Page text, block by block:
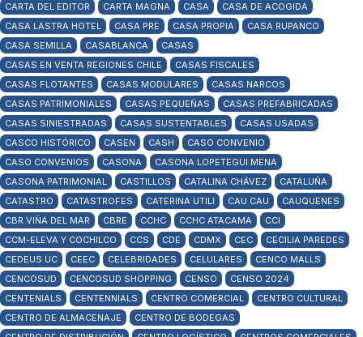
CARTA DEL EDITOR
CARTA MAGNA CASA
CASA DE ACOGIDA
CASA LASTRA HOTEL
CASA PRE CASA PROPIA
CASA RUPANCO
CASA SEMILLA
CASABLANCA
CASAS
CASAS EN VENTA REGIONES CHILE
CASAS FISCALES
CASAS FLOTANTES
CASAS MODULARES
CASAS NARCOS
CASAS PATRIMONIALES
CASAS PEQUEÑAS
CASAS PREFABRICADAS
CASAS SINIESTRADAS
CASAS SUSTENTABLES
CASAS USADAS
CASCO HISTÓRICO
CASEN CASH
CASO CONVENIO
CASO CONVENIOS
CASONA
CASONA LOPETEGUI MENA
CASONA PATRIMONIAL
CASTILLOS CATALINA CHÁVEZ
CATALUÑA
CATASTRO
CATASTROFES CATERINA UTILI CAU CAU
CAUQUENES
CBR VIÑA DEL MAR
CBRE CCHC CCHC ATACAMA
CCI
CCM-ELEVA Y COCHILCO
CCS CDE CDMX CEC
CECILIA PAREDES
CEDEUS UC
CEEC CELEBRIDADES CELULARES
CENCO MALLS
CENCOSUD
CENCOSUD SHOPPING CENSO
CENSO 2024
CENTENIALS
CENTENNIALS CENTRO COMERCIAL
CENTRO CULTURAL
CENTRO DE ALMACENAJE
CENTRO DE BODEGAS